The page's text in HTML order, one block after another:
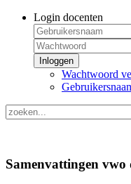
Login docenten
Inloggen
Wachtwoord
Samenvattingen